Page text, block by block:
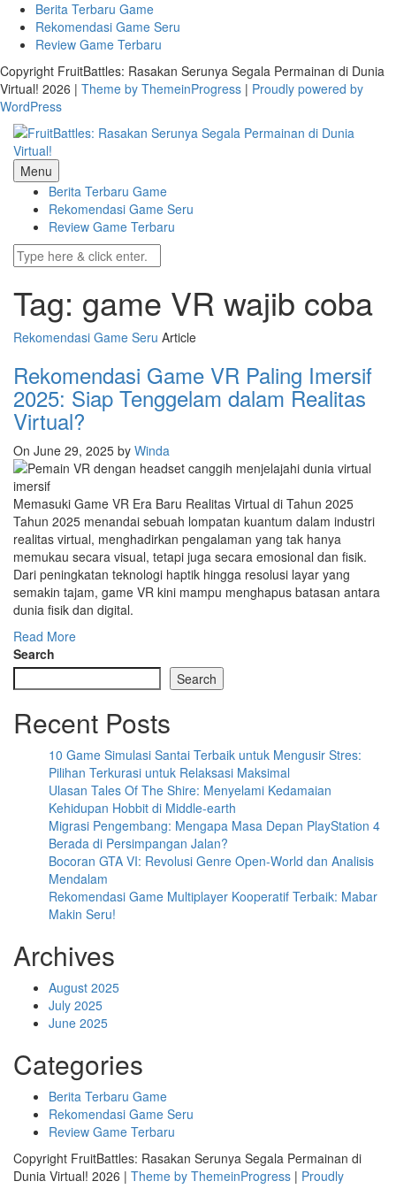
Skip
content
Berita Terbaru Game
Rekomendasi Game Seru
Review Game Terbaru
Copyright FruitBattles: Rasakan Serunya Segala Permainan di Dunia
Virtual! 2026 | Theme by ThemeinProgress | Proudly powered by
WordPress
Menu
Berita Terbaru Game
Rekomendasi Game Seru
Review Game Terbaru
Tag: game VR wajib coba
Rekomendasi Game Seru Article
Rekomendasi Game VR Paling Imersif
2025: Siap Tenggelam dalam Realitas
Virtual?
On June 29, 2025 by Winda
Memasuki Game VR Era Baru Realitas Virtual di Tahun 2025
Tahun 2025 menandai sebuah lompatan kuantum dalam industri
realitas virtual, menghadirkan pengalaman yang tak hanya
memukau secara visual, tetapi juga secara emosional dan fisik.
Dari peningkatan teknologi haptik hingga resolusi layar yang
semakin tajam, game VR kini mampu menghapus batasan antara
dunia fisik dan digital.
Read More
Search
Search
Recent Posts
10 Game Simulasi Santai Terbaik untuk Mengusir Stres:
Pilihan Terkurasi untuk Relaksasi Maksimal
Ulasan Tales Of The Shire: Menyelami Kedamaian
Kehidupan Hobbit di Middle-earth
Migrasi Pengembang: Mengapa Masa Depan PlayStation 4
Berada di Persimpangan Jalan?
Bocoran GTA VI: Revolusi Genre Open-World dan Analisis
Mendalam
Rekomendasi Game Multiplayer Kooperatif Terbaik: Mabar
Makin Seru!
Archives
August 2025
July 2025
June 2025
Categories
Berita Terbaru Game
Rekomendasi Game Seru
Review Game Terbaru
Copyright FruitBattles: Rasakan Serunya Segala Permainan di
Dunia Virtual! 2026 | Theme by ThemeinProgress | Proudly